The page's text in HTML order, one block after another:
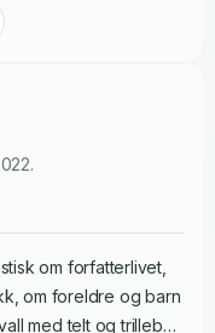
.
om forfatterlivet,
om foreldre og barn
med telt og trillebag